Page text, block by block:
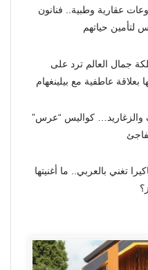
عقارية وطبية.. فنانون
لتأمين حياتهم
جمال العالم ترد على
بعلاقة عاطفية مع بيلينغهام
والزغاريد… كواليس “عرس”
تغني بالعربي.. ما أغنيتها